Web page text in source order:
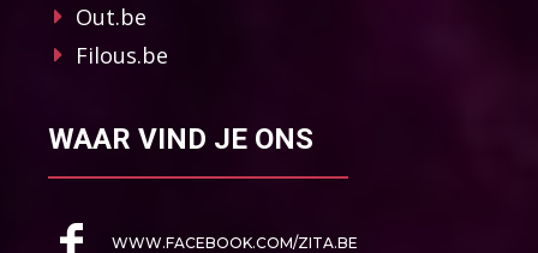
Out.be
Filous.be
WAAR VIND JE ONS
WWW.FACEBOOK.COM/ZITA.BE